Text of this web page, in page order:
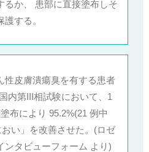
るか、 患部に直接塗布しそ
する。
性皮膚潰瘍臭を有する患者
内第III相試験において、1
布により 95.2%(21 例中
い」を改善させた。(ロゼ
ンタビューフォーム より)